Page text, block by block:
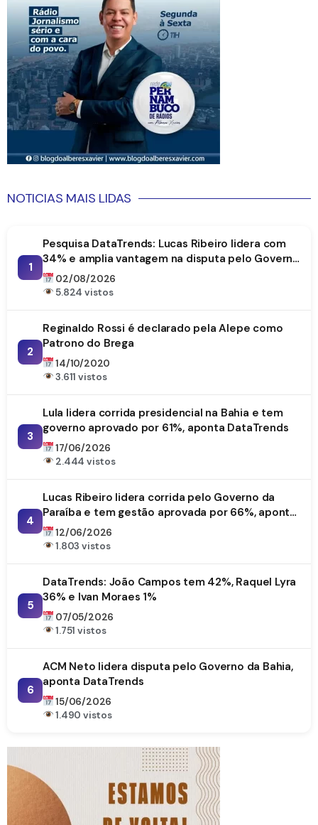
NOTICIAS MAIS LIDAS
1
Pesquisa DataTrends: Lucas Ribeiro lidera com
34% e amplia vantagem na disputa pelo Governo
da Paraíba
02/08/2026
5.824 vistos
2
Reginaldo Rossi é declarado pela Alepe como
Patrono do Brega
14/10/2020
3.611 vistos
3
Lula lidera corrida presidencial na Bahia e tem
governo aprovado por 61%, aponta DataTrends
17/06/2026
2.444 vistos
4
Lucas Ribeiro lidera corrida pelo Governo da
Paraíba e tem gestão aprovada por 66%, aponta
DataTrends
12/06/2026
1.803 vistos
5
DataTrends: João Campos tem 42%, Raquel Lyra
36% e Ivan Moraes 1%
07/05/2026
1.751 vistos
6
ACM Neto lidera disputa pelo Governo da Bahia,
aponta DataTrends
15/06/2026
1.490 vistos